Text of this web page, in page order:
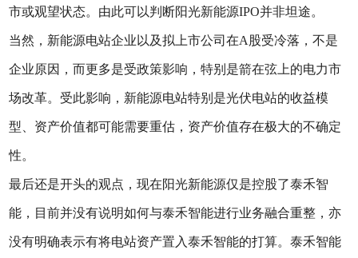
市或观望状态。由此可以判断阳光新能源IPO并非坦途。
当然，新能源电站企业以及拟上市公司在A股受冷落，不是
企业原因，而更多是受政策影响，特别是箭在弦上的电力市
场改革。受此影响，新能源电站特别是光伏电站的收益模
型、资产价值都可能需要重估，资产价值存在极大的不确定
性。
最后还是开头的观点，现在阳光新能源仅是控股了泰禾智
能，目前并没有说明如何与泰禾智能进行业务融合重整，亦
没有明确表示有将电站资产置入泰禾智能的打算。泰禾智能